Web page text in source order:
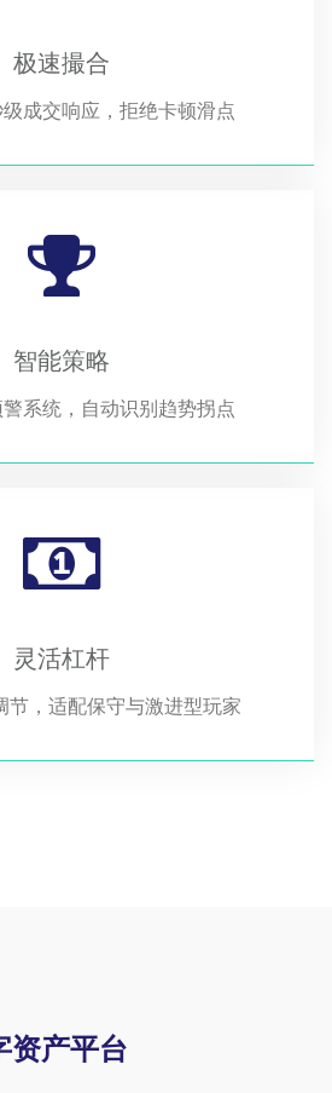
极速撮合
成交响应，拒绝卡顿滑点
智能策略
系统，自动识别趋势拐点
灵活杠杆
节，适配保守与激进型玩家
资产平台